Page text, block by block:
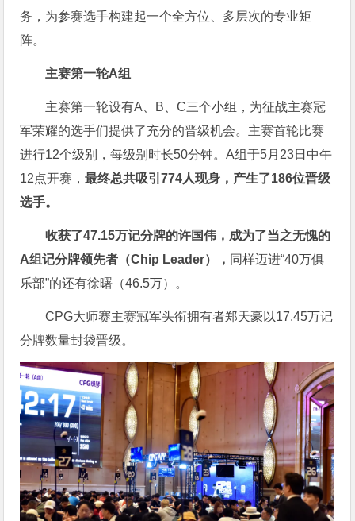
务，为参赛选手构建起一个全方位、多层次的专业矩
阵。
主赛第一轮A组
主赛第一轮设有A、B、C三个小组，为征战主赛冠
军荣耀的选手们提供了充分的晋级机会。主赛首轮比赛
进行12个级别，每级别时长50分钟。A组于5月23日中午
12点开赛，最终总共吸引774人现身，产生了186位晋级
选手。
收获了47.15万记分牌的许国伟，成为了当之无愧的
A组记分牌领先者（Chip Leader）， 同样迈进“40万俱
乐部”的还有徐曙（46.5万）。
CPG大师赛主赛冠军头衔拥有者郑天豪以17.45万记
分牌数量封袋晋级。